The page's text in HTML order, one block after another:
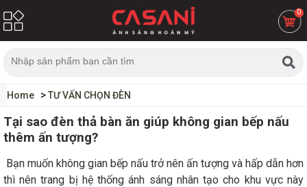
0
Home TƯ VẤN CHỌN ĐÈN
Tại sao đèn thả bàn ăn giúp không gian bếp nấu
thêm ấn tượng?
Bạn muốn không gian bếp nấu trở nên ấn tượng và hấp dẫn hơn
thì nên trang bị hệ thống ánh sáng nhân tạo cho khu vực này